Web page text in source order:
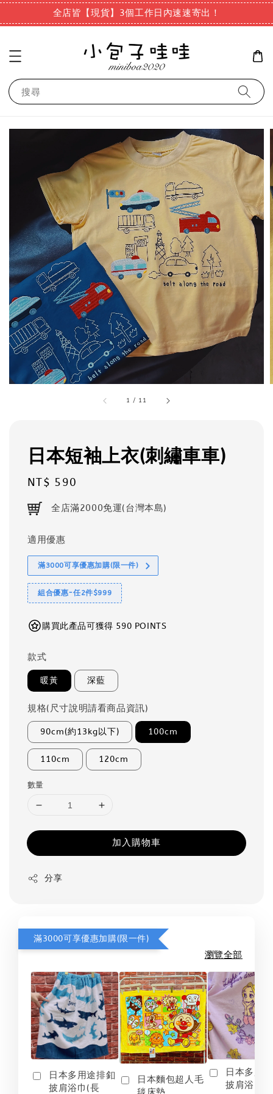
全店皆【現貨】3個工作日內速速寄出！
搜尋
1 / 11
日本短袖上衣(刺繡車車)
Regular
price
NT$ 590
全店滿2000免運(台灣本島)
適用優惠
滿3000可享優惠加購(限一件)
組合優惠-任2件$999
購買此產品可獲得 590 POINTS
款式
暖黃 深藍
規格(尺寸說明請看商品資訊)
90cm(約13kg以下) 100cm
110cm 120cm
數量
加入購物車
分享
滿3000可享優惠加購(限一件)
瀏覽全部
日本多用途排釦
披肩浴巾(長
日本麵包超人毛
日本多用
披肩浴巾(